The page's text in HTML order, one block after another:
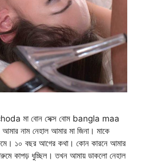
মা বোন সেক্স বোম bangla maa
নাম নেহাল আমার মা জিনা। মাকে
১০ বছর আগের কথা। কোন কারনে আমার
কাপড় ধুচ্ছিল। তখন আমায় ডাকলো নেহাল